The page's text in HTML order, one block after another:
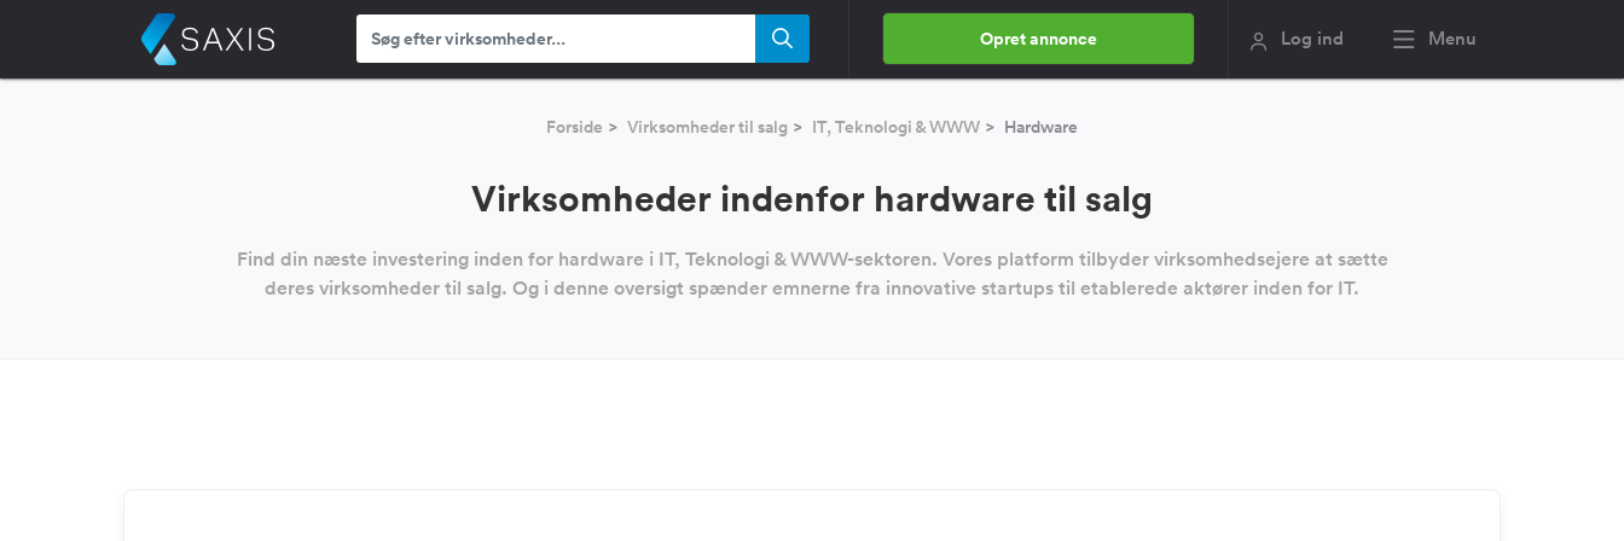
Opret annonce Log ind Menu
Forside Virksomheder til salg IT, Teknologi & WWW Hardware
Virksomheder indenfor hardware til salg
Find din næste investering inden for hardware i IT, Teknologi & WWW-sektoren. Vores platform tilbyder virksomhedsejere at sætte
deres virksomheder til salg. Og i denne oversigt spænder emnerne fra innovative startups til etablerede aktører inden for IT.